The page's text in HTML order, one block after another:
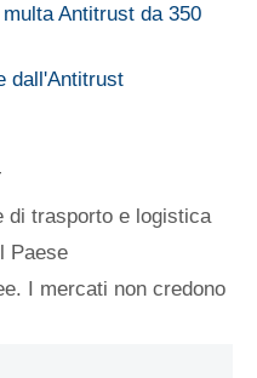
Antitrust da 350
dall'Antitrust
di trasporto e logistica
Paese
I mercati non credono